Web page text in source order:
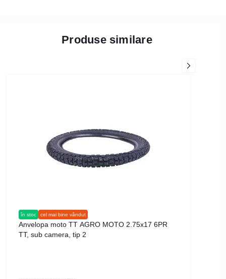
Produse similare
în stoc cel mai bine vândut
Anvelopa moto TT AGRO MOTO 2.75x17 6PR
TT, sub camera, tip 2